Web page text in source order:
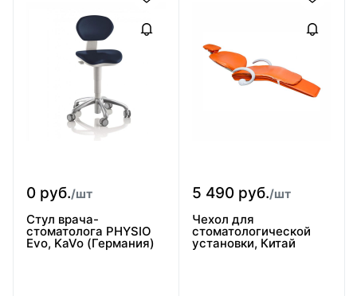
0 руб./шт
Стул врача-
стоматолога PHYSIO
Evo, KaVo (Германия)
5 490 руб./шт
Чехол для
стоматологической
установки, Китай